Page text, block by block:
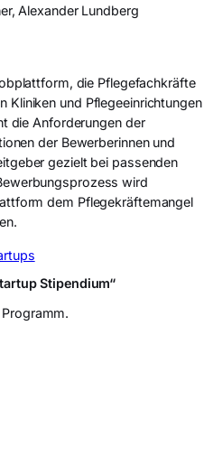
Alexander Lundberg
die Pflegefachkräfte
Kliniken und Pflegeeinrichtungen
die Anforderungen der
der Bewerberinnen und
gezielt bei passenden
wird
dem Pflegekräftemangel
Stipendium“